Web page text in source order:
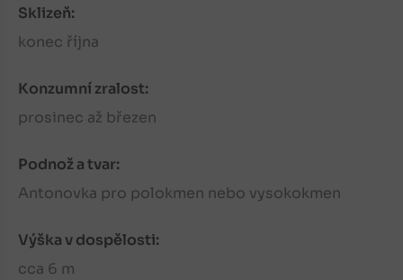
Sklizeň:
konec října
Konzumní zralost:
prosinec až březen
Podnož a tvar:
Antonovka pro polokmen nebo vysokokmen
Výška v dospělosti:
cca 6 m